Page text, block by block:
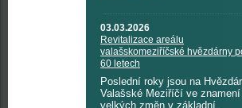
03.03.2026
Revitalizace areálu
valašskomeziříčské hvězdárny
60 letech
Poslední roky jsou na
Valašské Meziříčí ve znamení
velkých změn v základní